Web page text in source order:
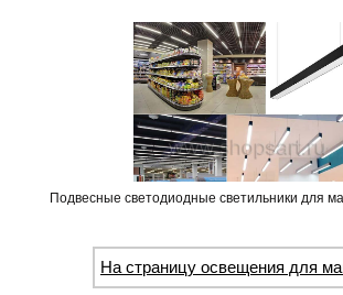
Подвесные светодиодные светильники для
На страницу освещения для